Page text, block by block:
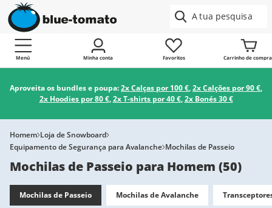
Menú Minha conta Favoritos Carrinho de
Aproveita os bundles e poupa:2x Calças por 100 €,2x Calções por 90 €,
2x Hoodies por 80 €,2x T-shirts por 40 €,2x Bonés 30 €
Homem Loja de Snowboard
Equipamento de Segurança para Avalanche Mochilas de Passeio
Mochilas de Passeio para Homem (50)
Mochilas de Passeio Mochilas de Avalanche